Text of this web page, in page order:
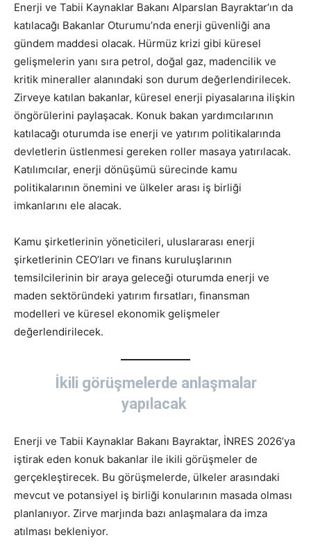
Enerji ve Tabii Kaynaklar Bakanı Alparslan Bayraktar’ın da
katılacağı Bakanlar Oturumu’nda enerji güvenliği ana
gündem maddesi olacak. Hürmüz krizi gibi küresel
gelişmelerin yanı sıra petrol, doğal gaz, madencilik ve
kritik mineraller alanındaki son durum değerlendirilecek.
Zirveye katılan bakanlar, küresel enerji piyasalarına ilişkin
öngörülerini paylaşacak. Konuk bakan yardımcılarının
katılacağı oturumda ise enerji ve yatırım politikalarında
devletlerin üstlenmesi gereken roller masaya yatırılacak.
Katılımcılar, enerji dönüşümü sürecinde kamu
politikalarının önemini ve ülkeler arası iş birliği
imkanlarını ele alacak.
Kamu şirketlerinin yöneticileri, uluslararası enerji
şirketlerinin CEO’ları ve finans kuruluşlarının
temsilcilerinin bir araya geleceği oturumda enerji ve
maden sektöründeki yatırım fırsatları, finansman
modelleri ve küresel ekonomik gelişmeler
değerlendirilecek.
İkili görüşmelerde anlaşmalar
yapılacak
Enerji ve Tabii Kaynaklar Bakanı Bayraktar, İNRES 2026’ya
iştirak eden konuk bakanlar ile ikili görüşmeler de
gerçekleştirecek. Bu görüşmelerde, ülkeler arasındaki
mevcut ve potansiyel iş birliği konularının masada olması
planlanıyor. Zirve marjında bazı anlaşmalara da imza
atılması bekleniyor.